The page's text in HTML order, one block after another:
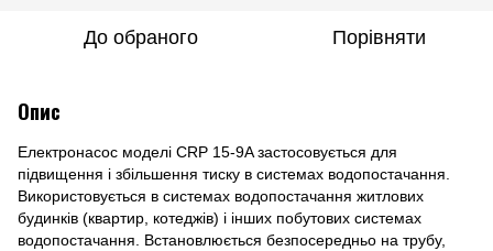
До обраного Порівняти
Опис
Електронасос моделі CRP 15-9A застосовується для
підвищення і збільшення тиску в системах водопостачання.
Використовується в системах водопостачання житлових
будинків (квартир, котеджів) і інших побутових системах
водопостачання. Встановлюється безпосередньо на трубу,